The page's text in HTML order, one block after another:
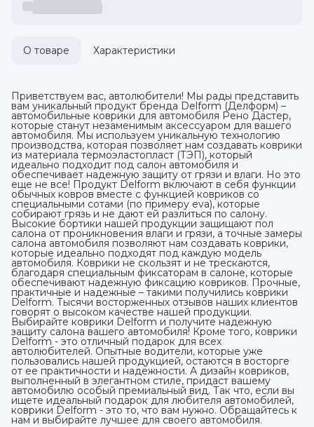
О товаре Характеристики
Приветствуем вас, автолюбители! Мы рады представить
вам уникальный продукт бренда Delform (Делформ) –
автомобильные коврики для автомобиля Рено Дастер,
которые станут незаменимым аксессуаром для вашего
автомобиля. Мы используем уникальную технологию
производства, которая позволяет нам создавать коврики
из материала термоэластопласт (ТЭП), который
идеально подходит под салон автомобиля и
обеспечивает надежную защиту от грязи и влаги. Но это
еще не все! Продукт Delform включают в себя функции
обычных ковров вместе с функцией ковриков со
специальными сотами (по примеру eva), которые
собирают грязь и не дают ей разлиться по салону.
Высокие бортики нашей продукции защищают пол
салона от проникновения влаги и грязи, а точные замеры
салона автомобиля позволяют нам создавать коврики,
которые идеально подходят под каждую модель
автомобиля. Коврики не скользят и не трескаются,
благодаря специальным фиксаторам в салоне, которые
обеспечивают надежную фиксацию ковриков. Прочные,
практичные и надежные – такими получились коврики
Delform. Тысячи восторженных отзывов наших клиентов
говорят о высоком качестве нашей продукции.
Выбирайте коврики Delform и получите надежную
защиту салона вашего автомобиля! Кроме того, коврики
Delform - это отличный подарок для всех
автолюбителей. Опытные водители, которые уже
пользовались нашей продукцией, остаются в восторге
от ее практичности и надежности. А дизайн ковриков,
выполненный в элегантном стиле, придаст вашему
автомобилю особый премиальный вид. Так что, если вы
ищете идеальный подарок для любителя автомобилей,
коврики Delform - это то, что вам нужно. Обращайтесь к
нам и выбирайте лучшее для своего автомобиля.